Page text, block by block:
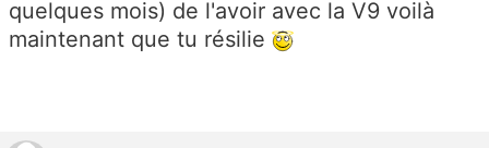
quelques mois) de l'avoir avec la V9 voilà
maintenant que tu résilie